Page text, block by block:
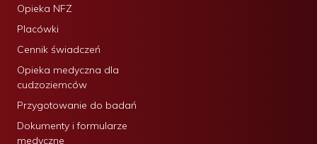
Opieka NFZ
Placówki
Cennik świadczeń
Opieka medyczna dla
cudzoziemców
Przygotowanie do badań
Dokumenty i formularze
medyczne